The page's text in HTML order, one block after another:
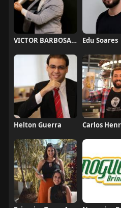
VICTOR BARBOSA QUARANTA Edu Soares
Helton Guerra